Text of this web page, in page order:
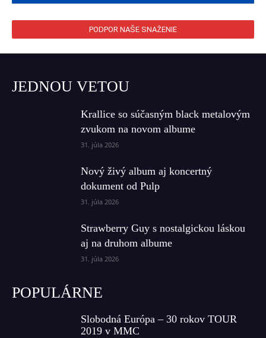
PODPOR NAŠE SNAŽENIE
JEDNOU VETOU
Krallice so súčasným black metalovým
zvukom na novom albume
31. júla 2026
Nový živý album aj koncertný
dokument od Pulp
31. júla 2026
Strawberry Guy s nostalgickou láskou
aj na druhom albume
31. júla 2026
POPULÁRNE
Slobodná Európa – 30 rokov TOUR
2019 v MMC